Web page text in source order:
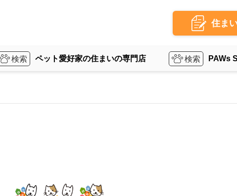
住ま
ペット愛好家の住まいの専門店 PAWs